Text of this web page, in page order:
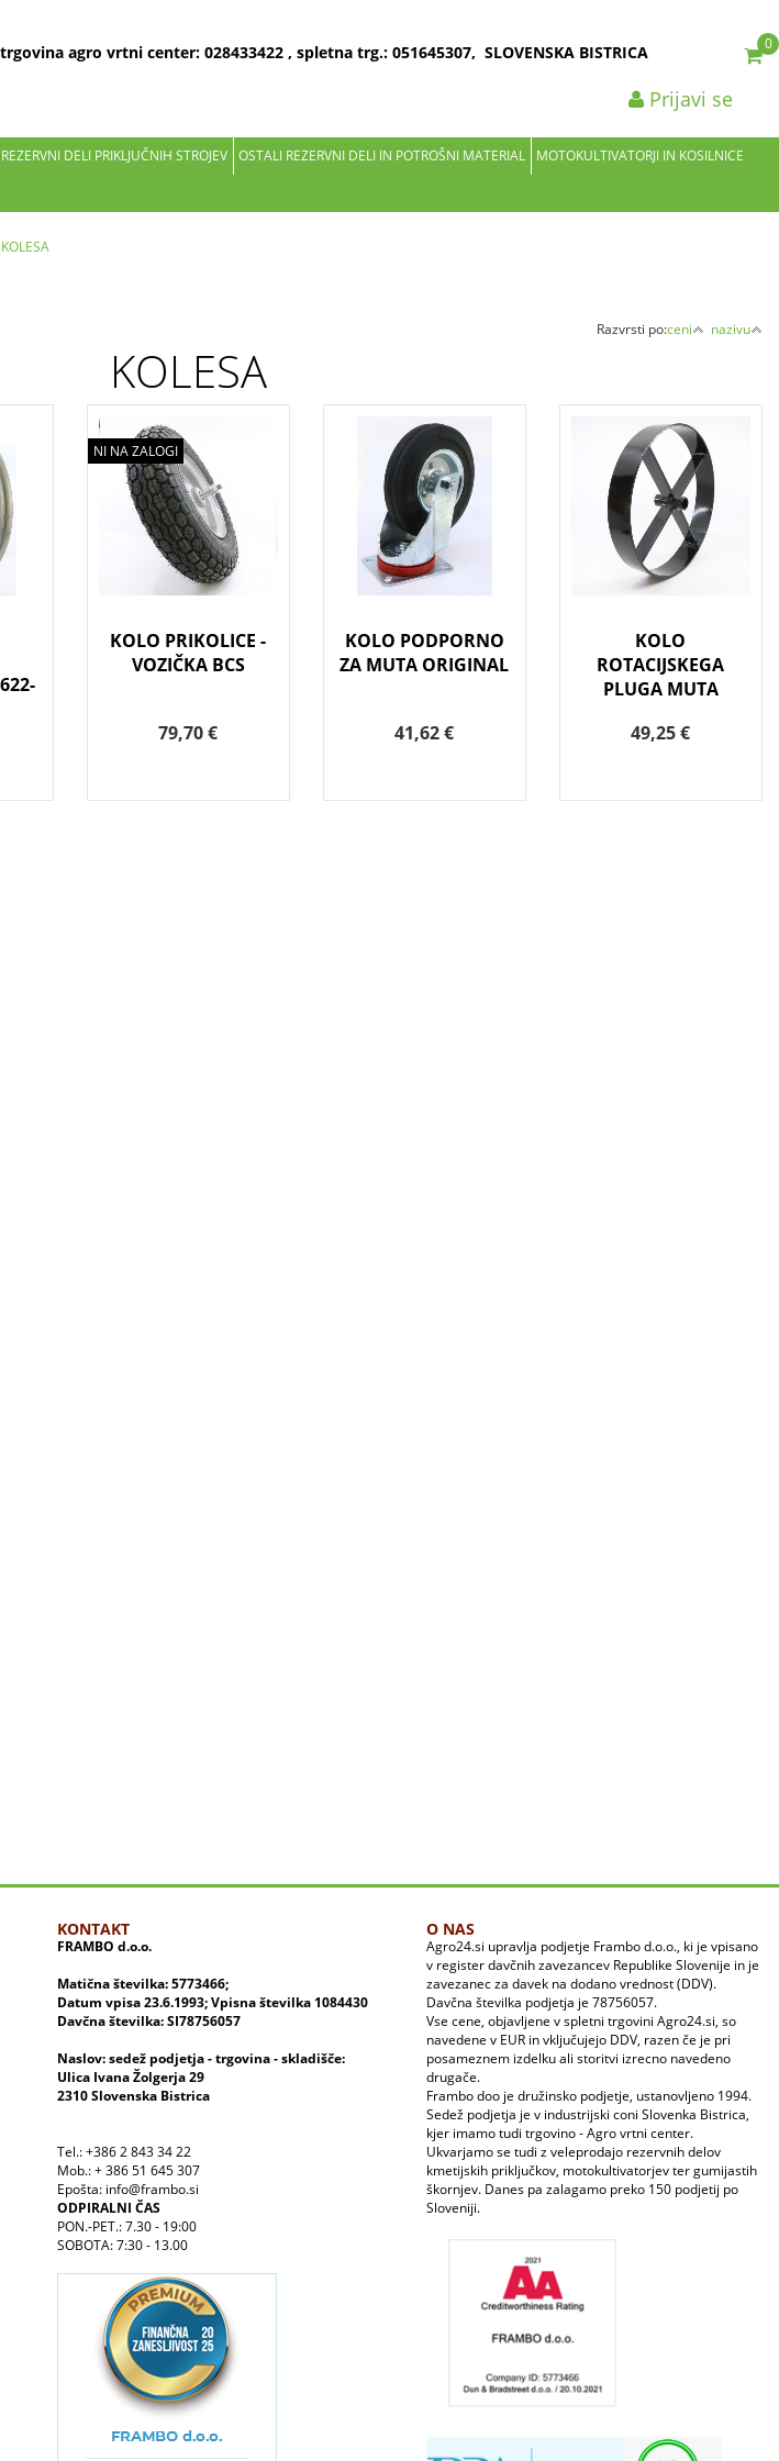
trgovina agro vrtni center: 028433422 , spletna trg.: 051645307, SLOVENSKA BISTRICA 0
Prijavi se
REZERVNI DELI PRIKLJUČNIH STROJEV OSTALI REZERVNI DELI IN POTROŠNI MATERIAL
MOTOKULTIVATORJI IN KOSILNICE
KOLESA
Razvrsti po:ceni nazivu
KOLESA
NI NA ZALOGI
KOLO PRIKOLICE -
VOZIČKA BCS
79,70 €
KOLO PODPORNO
ZA MUTA ORIGINAL
41,62 €
KOLO
ROTACIJSKEGA
PLUGA MUTA
49,25 €
KONTAKT
FRAMBO d.o.o.
Matična številka: 5773466;
Datum vpisa 23.6.1993; Vpisna številka 1084430
Davčna številka: SI78756057
Naslov: sedež podjetja - trgovina - skladišče:
Ulica Ivana Žolgerja 29
2310 Slovenska Bistrica
Tel.: +386 2 843 34 22
Mob.: + 386 51 645 307
Epošta: info@frambo.si
ODPIRALNI ČAS
PON.-PET.: 7.30 - 19:00
SOBOTA: 7:30 - 13.00
O NAS
Agro24.si upravlja podjetje Frambo d.o.o., ki je vpisano
v register davčnih zavezancev Republike Slovenije in je
zavezanec za davek na dodano vrednost (DDV).
Davčna številka podjetja je 78756057.
Vse cene, objavljene v spletni trgovini Agro24.si, so
navedene v EUR in vključujejo DDV, razen če je pri
posameznem izdelku ali storitvi izrecno navedeno
drugače.
Frambo doo je družinsko podjetje, ustanovljeno 1994.
Sedež podjetja je v industrijski coni Slovenka Bistrica,
kjer imamo tudi trgovino - Agro vrtni center.
Ukvarjamo se tudi z veleprodajo rezervnih delov
kmetijskih priključkov, motokultivatorjev ter gumijastih
škornjev. Danes pa zalagamo preko 150 podjetij po
Sloveniji.